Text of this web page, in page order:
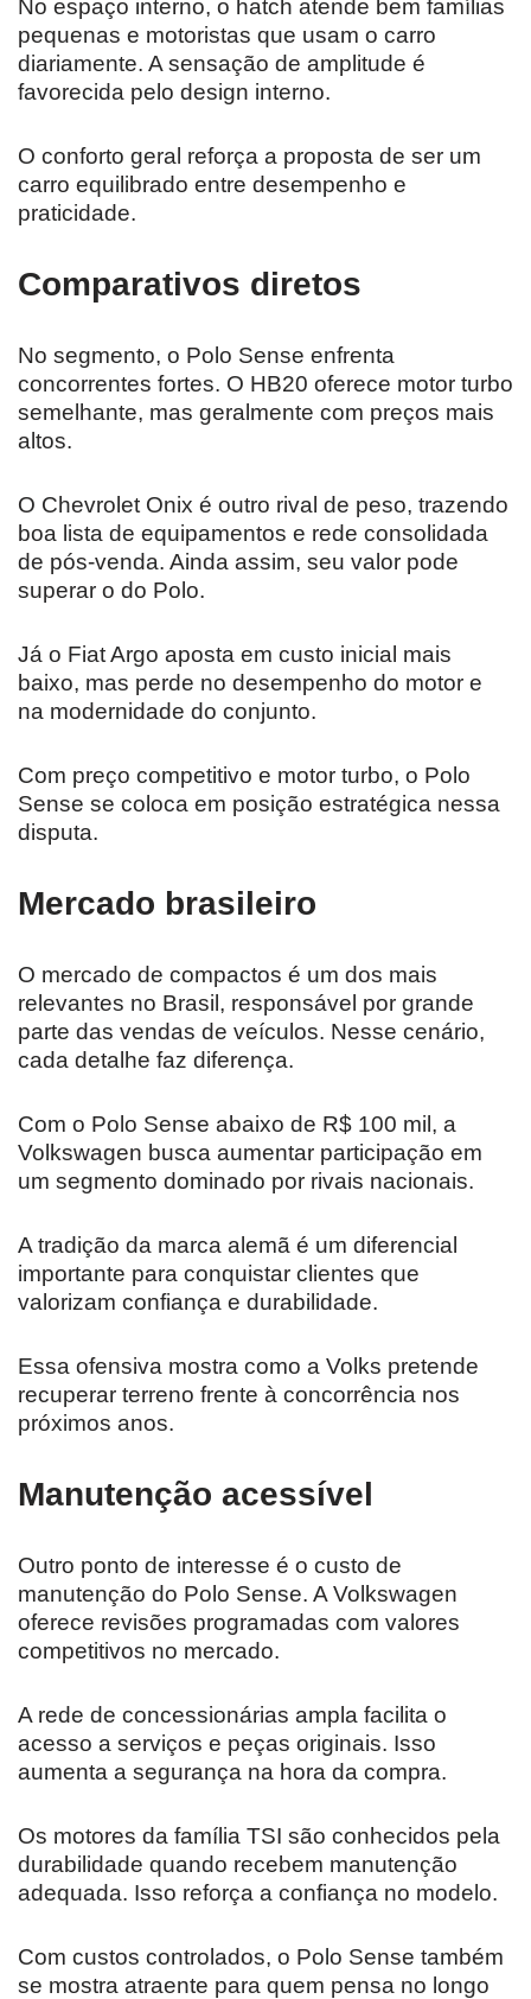
No espaço interno, o hatch atende bem famílias
pequenas e motoristas que usam o carro
diariamente. A sensação de amplitude é
favorecida pelo design interno.
O conforto geral reforça a proposta de ser um
carro equilibrado entre desempenho e
praticidade.
Comparativos diretos
No segmento, o Polo Sense enfrenta
concorrentes fortes. O HB20 oferece motor turbo
semelhante, mas geralmente com preços mais
altos.
O Chevrolet Onix é outro rival de peso, trazendo
boa lista de equipamentos e rede consolidada
de pós-venda. Ainda assim, seu valor pode
superar o do Polo.
Já o Fiat Argo aposta em custo inicial mais
baixo, mas perde no desempenho do motor e
na modernidade do conjunto.
Com preço competitivo e motor turbo, o Polo
Sense se coloca em posição estratégica nessa
disputa.
Mercado brasileiro
O mercado de compactos é um dos mais
relevantes no Brasil, responsável por grande
parte das vendas de veículos. Nesse cenário,
cada detalhe faz diferença.
Com o Polo Sense abaixo de R$ 100 mil, a
Volkswagen busca aumentar participação em
um segmento dominado por rivais nacionais.
A tradição da marca alemã é um diferencial
importante para conquistar clientes que
valorizam confiança e durabilidade.
Essa ofensiva mostra como a Volks pretende
recuperar terreno frente à concorrência nos
próximos anos.
Manutenção acessível
Outro ponto de interesse é o custo de
manutenção do Polo Sense. A Volkswagen
oferece revisões programadas com valores
competitivos no mercado.
A rede de concessionárias ampla facilita o
acesso a serviços e peças originais. Isso
aumenta a segurança na hora da compra.
Os motores da família TSI são conhecidos pela
durabilidade quando recebem manutenção
adequada. Isso reforça a confiança no modelo.
Com custos controlados, o Polo Sense também
se mostra atraente para quem pensa no longo